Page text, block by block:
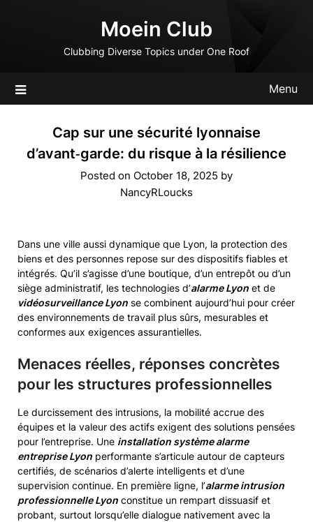
Moein Club
Clubbing Diverse Topics under One Roof
Menu
Cap sur une sécurité lyonnaise
d’avant‑garde: du risque à la résilience
Posted on October 18, 2025 by
NancyRLoucks
Dans une ville aussi dynamique que Lyon, la protection des
biens et des personnes repose sur des dispositifs fiables et
intégrés. Qu’il s’agisse d’une boutique, d’un entrepôt ou d’un
siège administratif, les technologies d’alarme Lyon et de
vidéosurveillance Lyon se combinent aujourd’hui pour créer
des environnements de travail plus sûrs, mesurables et
conformes aux exigences assurantielles.
Menaces réelles, réponses concrètes
pour les structures professionnelles
Le durcissement des intrusions, la mobilité accrue des
équipes et la valeur des actifs exigent des solutions pensées
pour l’entreprise. Une installation système alarme
entreprise Lyon performante s’articule autour de capteurs
certifiés, de scénarios d’alerte intelligents et d’une
supervision continue. En première ligne, l’alarme intrusion
professionnelle Lyon constitue un rempart dissuasif et
probant, surtout lorsqu’elle dialogue nativement avec la